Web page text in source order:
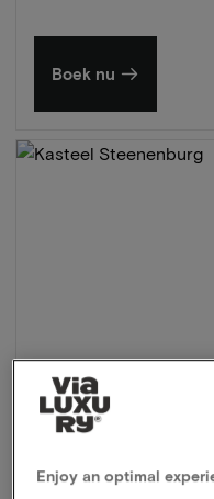
Boek nu
Kasteel
Enjoy an optimal